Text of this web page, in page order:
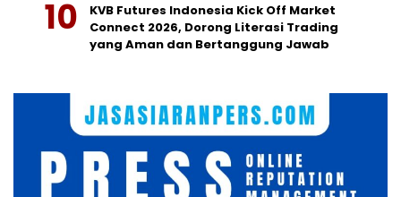
KVB Futures Indonesia Kick Off Market
Connect 2026, Dorong Literasi Trading
yang Aman dan Bertanggung Jawab